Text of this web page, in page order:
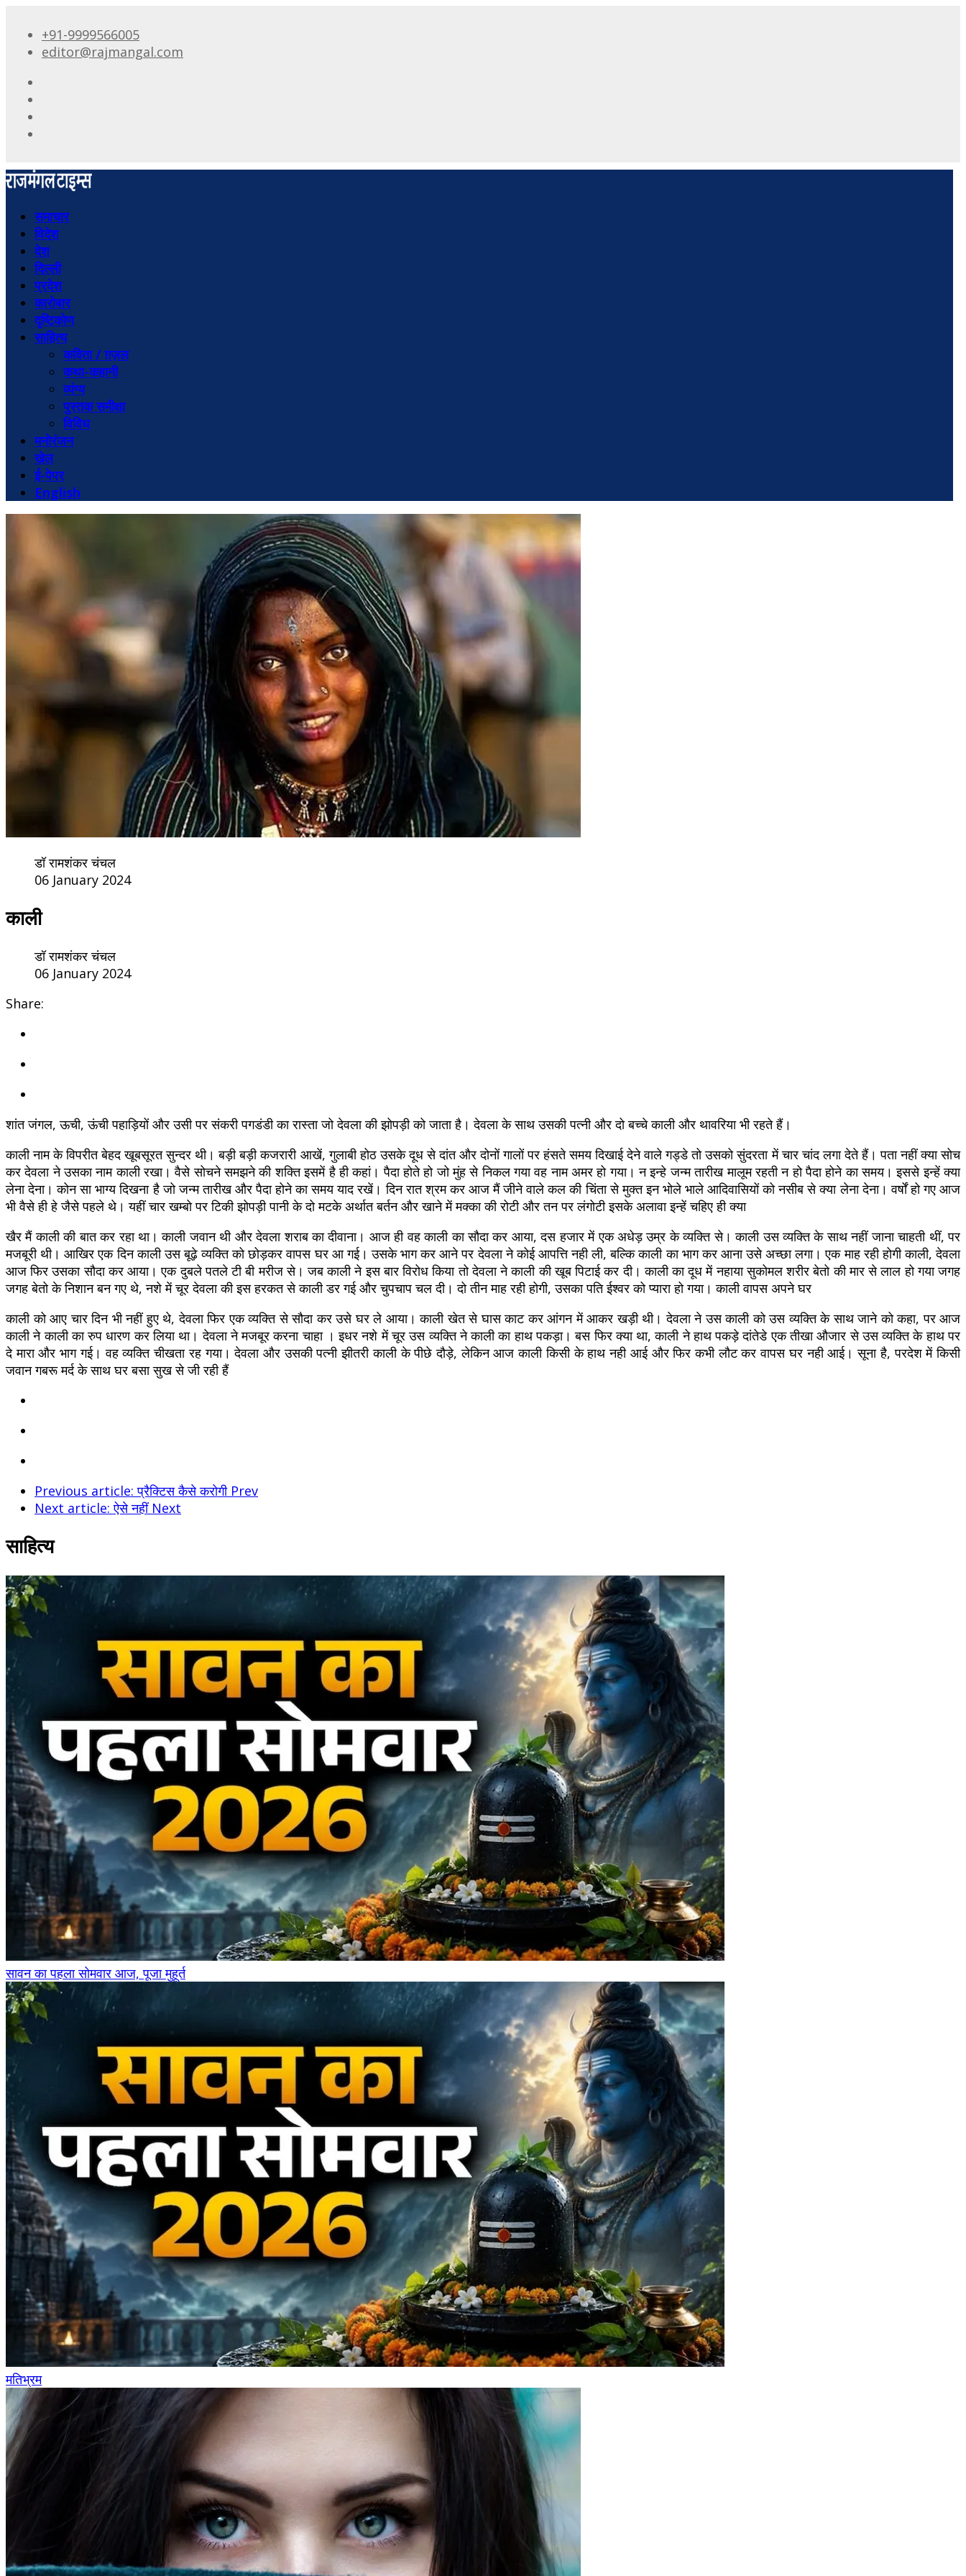
+91-9999566005
editor@rajmangal.com
समाचार
विदेश
देश
दिल्ली
प्रदेश
कारोबार
दृष्टिकोण
साहित्य
कविता / ग़ज़ल
कथा-कहानी
व्यंग्य
पुस्तक समीक्षा
विविध
मनोरंजन
खेल
ई-पेपर
English
डॉ रामशंकर चंचल
06 January 2024
काली
डॉ रामशंकर चंचल
06 January 2024
Share:
शांत जंगल, ऊची, ऊंची पहाड़ियों और उसी पर संकरी पगडंडी का रास्ता जो देवला की झोपड़ी को जाता है। देवला के साथ उसकी पत्नी और दो बच्चे काली और थावरिया भी रहते हैं।
काली नाम के विपरीत बेहद खूबसूरत सुन्दर थी। बड़ी बड़ी कजरारी आखें, गुलाबी होठ उसके दूध से दांत और दोनों गालों पर हंसते समय दिखाई देने वाले गड्डे तो उसको सुंदरता में चार चांद लगा देते हैं। पता नहीं क्या सोच
कर देवला ने उसका नाम काली रखा। वैसे सोचने समझने की शक्ति इसमें है ही कहां। पैदा होते हो जो मुंह से निकल गया वह नाम अमर हो गया। न इन्हे जन्म तारीख मालूम रहती न हो पैदा होने का समय। इससे इन्हें क्या
लेना देना। कोन सा भाग्य दिखना है जो जन्म तारीख और पैदा होने का समय याद रखें। दिन रात श्रम कर आज मैं जीने वाले कल की चिंता से मुक्त इन भोले भाले आदिवासियों को नसीब से क्या लेना देना। वर्षों हो गए आज
भी वैसे ही हे जैसे पहले थे। यहीं चार खम्बो पर टिकी झोपड़ी पानी के दो मटके अर्थात बर्तन और खाने में मक्का की रोटी और तन पर लंगोटी इसके अलावा इन्हें चहिए ही क्या
खैर मैं काली की बात कर रहा था। काली जवान थी और देवला शराब का दीवाना। आज ही वह काली का सौदा कर आया, दस हजार में एक अधेड़ उम्र के व्यक्ति से। काली उस व्यक्ति के साथ नहीं जाना चाहती थीं, पर
मजबूरी थी। आखिर एक दिन काली उस बूढ़े व्यक्ति को छोड़कर वापस घर आ गई। उसके भाग कर आने पर देवला ने कोई आपत्ति नही ली, बल्कि काली का भाग कर आना उसे अच्छा लगा। एक माह रही होगी काली, देवला
आज फिर उसका सौदा कर आया। एक दुबले पतले टी बी मरीज से। जब काली ने इस बार विरोध किया तो देवला ने काली की खूब पिटाई कर दी। काली का दूध में नहाया सुकोमल शरीर बेतो की मार से लाल हो गया जगह
जगह बेतो के निशान बन गए थे, नशे में चूर देवला की इस हरकत से काली डर गई और चुपचाप चल दी। दो तीन माह रही होगी, उसका पति ईश्वर को प्यारा हो गया। काली वापस अपने घर
काली को आए चार दिन भी नहीं हुए थे, देवला फिर एक व्यक्ति से सौदा कर उसे घर ले आया। काली खेत से घास काट कर आंगन में आकर खड़ी थी। देवला ने उस काली को उस व्यक्ति के साथ जाने को कहा, पर आज
काली ने काली का रुप धारण कर लिया था। देवला ने मजबूर करना चाहा । इधर नशे में चूर उस व्यक्ति ने काली का हाथ पकड़ा। बस फिर क्या था, काली ने हाथ पकड़े दांतेडे एक तीखा औजार से उस व्यक्ति के हाथ पर
दे मारा और भाग गई। वह व्यक्ति चीखता रह गया। देवला और उसकी पत्नी झीतरी काली के पीछे दौड़े, लेकिन आज काली किसी के हाथ नही आई और फिर कभी लौट कर वापस घर नही आई। सूना है, परदेश में किसी
जवान गबरू मर्द के साथ घर बसा सुख से जी रही हैं
Previous article: प्रैक्टिस कैसे करोगी Prev
Next article: ऐसे नहीं Next
साहित्य
सावन का पहला सोमवार आज, पूजा मुहूर्त
मतिभ्रम